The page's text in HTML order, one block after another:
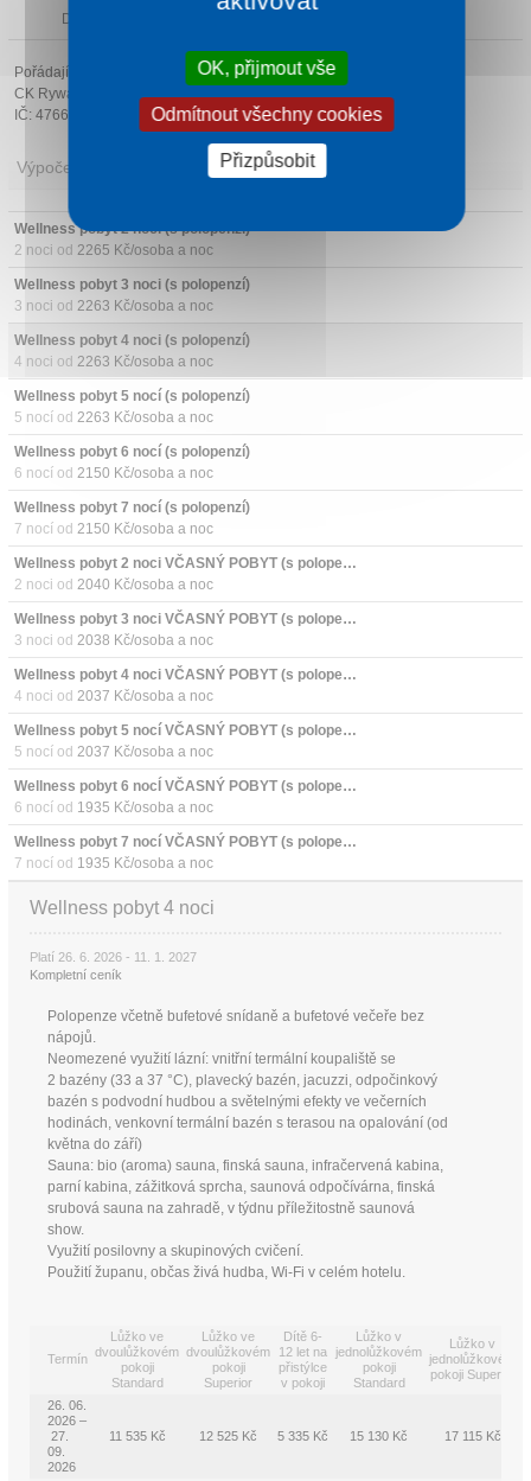
Další atrakce v okolí
Pořádající cestovní kancelář:
CK Rywal, spol. s r.o.
IČ: 47668873
Výpočet ceny
Wellness pobyt 2 noci (s polopenzí)
2 noci od 2265 Kč/osoba a noc
Wellness pobyt 3 noci (s polopenzí)
3 noci od 2263 Kč/osoba a noc
Wellness pobyt 4 noci (s polopenzí)
4 noci od 2263 Kč/osoba a noc
Wellness pobyt 5 nocí (s polopenzí)
5 nocí od 2263 Kč/osoba a noc
Wellness pobyt 6 nocí (s polopenzí)
6 nocí od 2150 Kč/osoba a noc
Wellness pobyt 7 nocí (s polopenzí)
7 nocí od 2150 Kč/osoba a noc
Wellness pobyt 2 noci VČASNÝ POBYT (s polopenzí)
2 noci od 2040 Kč/osoba a noc
Wellness pobyt 3 noci VČASNÝ POBYT (s polopenzí)
3 noci od 2038 Kč/osoba a noc
Wellness pobyt 4 noci VČASNÝ POBYT (s polopenzí)
4 noci od 2037 Kč/osoba a noc
Wellness pobyt 5 nocí VČASNÝ POBYT (s polopenzí)
5 nocí od 2037 Kč/osoba a noc
Wellness pobyt 6 nocÍ VČASNÝ POBYT (s polopenzí)
6 nocí od 1935 Kč/osoba a noc
Wellness pobyt 7 nocí VČASNÝ POBYT (s polopenzí)
7 nocí od 1935 Kč/osoba a noc
Wellness pobyt 4 noci
Platí 26. 6. 2026 - 11. 1. 2027
Kompletní ceník
Polopenze včetně bufetové snídaně a bufetové večeře bez
nápojů.
Neomezené využití lázní: vnitřní termální koupaliště se
2 bazény (33 a 37 °C), plavecký bazén, jacuzzi, odpočinkový
bazén s podvodní hudbou a světelnými efekty ve večerních
hodinách, venkovní termální bazén s terasou na opalování (od
května do září)
Sauna: bio (aroma) sauna, finská sauna, infračervená kabina,
parní kabina, zážitková sprcha, saunová odpočívárna, finská
srubová sauna na zahradě, v týdnu příležitostně saunová
show.
Využití posilovny a skupinových cvičení.
Použití županu, občas živá hudba, Wi-Fi v celém hotelu.
Termín
Lůžko ve
dvoulůžkovém
pokoji
Standard
Lůžko ve
dvoulůžkovém
pokoji
Superior
Dítě 6-
12 let na
přistýlce
v pokoji
Lůžko v
jednolůžkovém
pokoji
Standard
Lůžko v
jednolůžkovém
pokoji Superior
26. 06.
2026 –
27.
09.
2026
11 535 Kč 12 525 Kč 5 335 Kč 15 130 Kč 17 115 Kč
OK, přijmout vše
Odmítnout všechny cookies
Přizpůsobit